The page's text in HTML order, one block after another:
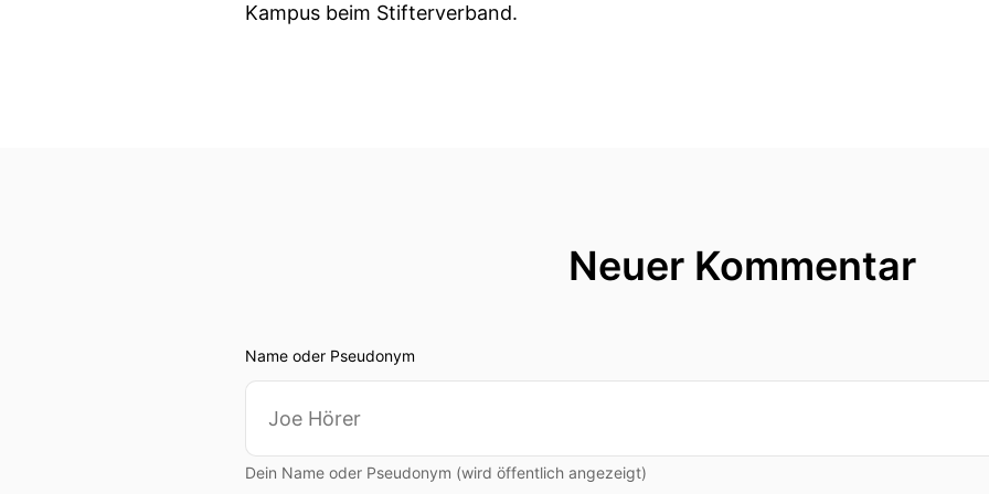
Kampus beim Stifterverband.
00:01:31: Hallo Herr Rampelt schön dass Sie heute da sind.
00:01:36: Wie ist denn das Projekt KI Campus überhaupt beim Stifterverband
startet.
Neuer Kommentar
Name oder Pseudonym
Dein Name oder Pseudonym (wird öffentlich angezeigt)